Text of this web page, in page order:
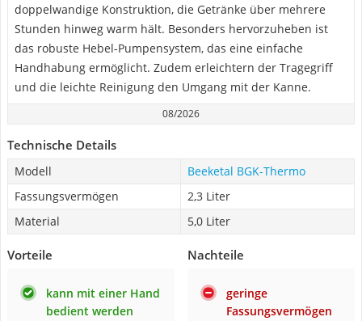
doppelwandige Konstruktion, die Getränke über mehrere
Stunden hinweg warm hält. Besonders hervorzuheben ist
das robuste Hebel-Pumpensystem, das eine einfache
Handhabung ermöglicht. Zudem erleichtern der Tragegriff
und die leichte Reinigung den Umgang mit der Kanne.
08/2026
Technische Details
Modell
Beeketal BGK-Thermo
Fassungsvermögen
2,3 Liter
Material
5,0 Liter
Vorteile
kann mit einer Hand
bedient werden
Nachteile
geringe
Fassungsvermögen